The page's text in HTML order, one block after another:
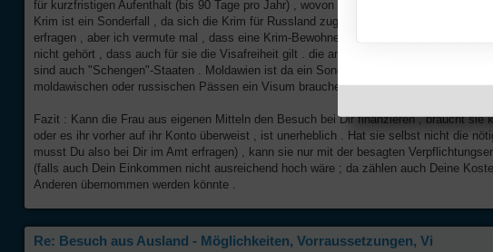
für kurzfristigen Aufenthalt (bis 90 Tage pro Jahr) , wovon Ukrainerinnen (wie bereit
Krim ist ein Sonderfall , da sich die Krim für Russland zugehörig erklärt hat , aber
erfragen , aber ich vermute mal , dass eine Krim-Bewohnerin nach Kiew muss , um
nicht gehört , dass auch für sie die Visafreiheit gilt . die anderen ost-europäischen
sind auch "Schengen"-Staaten . Moldawien ist da ein Sonderfall , weil dort viele
moldawischen oder russischen Pässen ein Visum brauchen .
Fazit : Kann die Frau aus eigenen Mitteln den Besuch bei Dir finanzieren , braucht
oder es ihr vorher auf ihr Konto überweist , ist unerheblich . Hat sie selbst nicht die
musst Du also bei Dir im Amt erfragen) , kann sie nur mit der besagten
(falls auch Dein Einkommen nicht ausreichend hoch wäre ; da zählen auch Deine
Anderen übernommen werden könnte .
Re: Besuch aus Ausland - Möglichkeiten, Vorraussetzungen, Vi